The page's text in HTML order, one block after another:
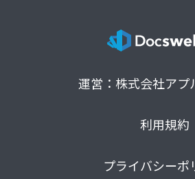
運営：株式会社アプ
利用規約
プライバシーポ